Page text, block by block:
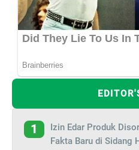
1
Izin Edar Produk
Fakta Baru di Sidang